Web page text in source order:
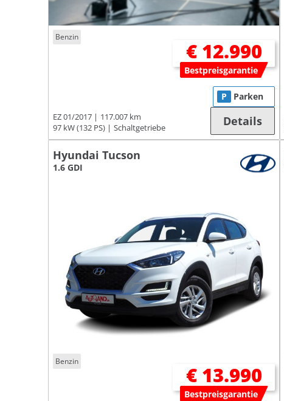
Benzin
€ 12.990
Bestpreisgarantie
EZ 01/2017
117.007 km
97 kW (132 PS)
Schaltgetriebe
P Parken
Details
Hyundai Tucson
1.6 GDI
Benzin
€ 13.990
Bestpreisgarantie